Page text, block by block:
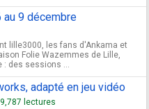
au 9 décembre
lille3000, les fans d'Ankama et
Folie Wazemmes de Lille,
: des sessions ...
adapté en jeu vidéo
9,787 lectures